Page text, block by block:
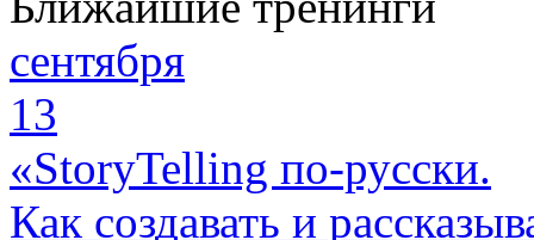
сентября
13
«StoryTelling по-русски.
Как создавать и